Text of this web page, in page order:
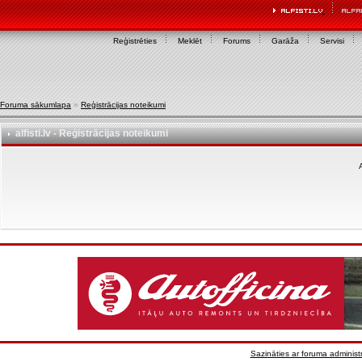
Reģistrēties Meklēt Forums Garāža Servisi
Foruma sākumlapa » Reģistrācijas noteikumi
alfisti.lv - Reģistrācijas noteikumi
Sazināties ar foruma